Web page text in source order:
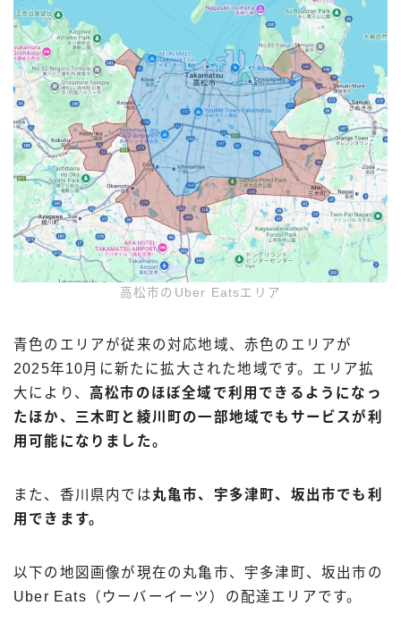
高松市のUber Eatsエリア
青色のエリアが従来の対応地域、赤色のエリアが
2025年10月に新たに拡大された地域です。エリア拡
大により、 高松市のほぼ全域で利用できるようになっ
たほか、三木町と綾川町の一部地域でもサービスが利
用可能になりました。
また、香川県内では丸亀市、宇多津町、坂出市でも利
用できます。
以下の地図画像が現在の丸亀市、宇多津町、坂出市の
Uber Eats（ウーバーイーツ）の配達エリアです。